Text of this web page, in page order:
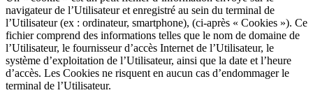
navigateur de l’Utilisateur et enregistré au sein du terminal de
l’Utilisateur (ex : ordinateur, smartphone), (ci-après « Cookies »). Ce
fichier comprend des informations telles que le nom de domaine de
l’Utilisateur, le fournisseur d’accès Internet de l’Utilisateur, le
système d’exploitation de l’Utilisateur, ainsi que la date et l’heure
d’accès. Les Cookies ne risquent en aucun cas d’endommager le
terminal de l’Utilisateur.